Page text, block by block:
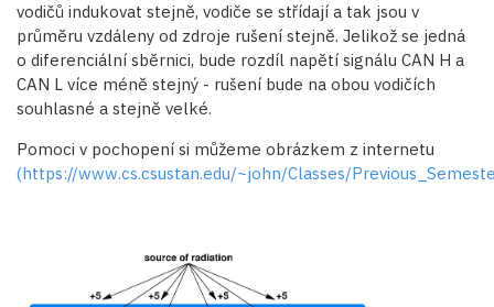
vodičů indukovat stejně, vodiče se střídají a tak jsou v
průměru vzdáleny od zdroje rušení stejně. Jelikož se jedná
o diferenciální sběrnici, bude rozdíl napětí signálu CAN H a
CAN L více méně stejný - rušení bude na obou vodičích
souhlasné a stejně velké.
Pomoci v pochopení si můžeme obrázkem z internetu
(https://www.cs.csustan.edu/~john/Classes/